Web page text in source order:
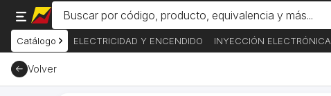
Catálogo ELECTRICIDAD Y ENCENDIDO INYECCIÓN ELECTRÓNICA
Volver